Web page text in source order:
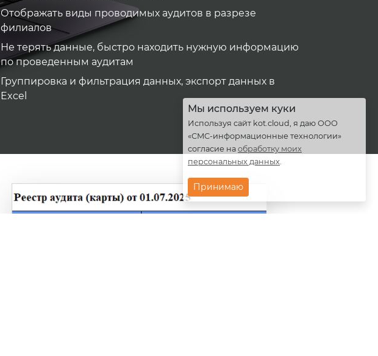
Отображать виды проводимых аудитов в разрезе
филиалов
Не терять данные, быстро находить нужную информацию
по проведенным аудитам
Группировка и фильтрация данных, экспорт данных в
Excel
Мы используем куки
Используя сайт kot.cloud, я даю ООО
«СМС-информационные технологии»
согласие на обработку моих
персональных данных.
Принимаю